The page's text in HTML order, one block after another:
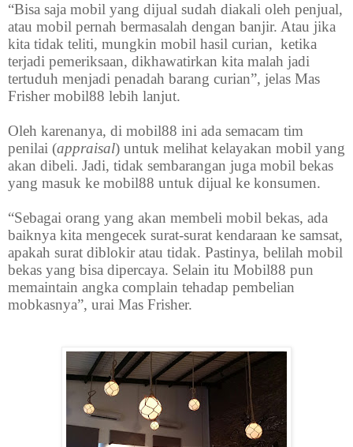
“Bisa saja mobil yang dijual sudah diakali oleh penjual,
atau mobil pernah bermasalah dengan banjir. Atau jika
kita tidak teliti, mungkin mobil hasil curian, ketika
terjadi pemeriksaan, dikhawatirkan kita malah jadi
tertuduh menjadi penadah barang curian”, jelas Mas
Frisher mobil88 lebih lanjut.
Oleh karenanya, di mobil88 ini ada semacam tim
penilai (appraisal) untuk melihat kelayakan mobil yang
akan dibeli. Jadi, tidak sembarangan juga mobil bekas
yang masuk ke mobil88 untuk dijual ke konsumen.
“Sebagai orang yang akan membeli mobil bekas, ada
baiknya kita mengecek surat-surat kendaraan ke samsat,
apakah surat diblokir atau tidak. Pastinya, belilah mobil
bekas yang bisa dipercaya. Selain itu Mobil88 pun
memaintain angka complain tehadap pembelian
mobkasnya”, urai Mas Frisher.